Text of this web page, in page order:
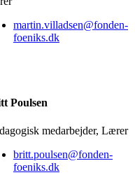
martin.villadsen@fonden-
foeniks.dk
Poulsen
medarbejder, Lærer
britt.poulsen@fonden-
foeniks.dk